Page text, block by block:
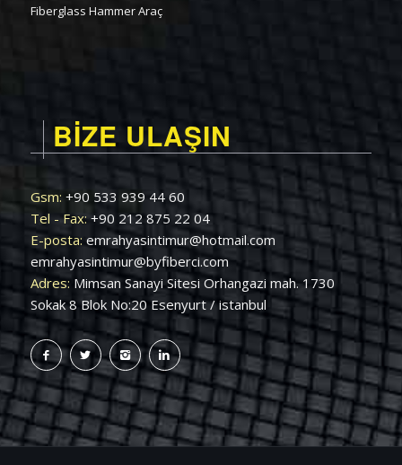
Fiberglass Hammer Araç
BİZE ULAŞIN
Gsm: +90 533 939 44 60
Tel - Fax:+90 212 875 22 04
E-posta: emrahyasintimur@hotmail.com
emrahyasintimur@byfiberci.com
Adres:Mimsan Sanayi Sitesi Orhangazi mah. 1730
Sokak 8 Blok No:20 Esenyurt / istanbul